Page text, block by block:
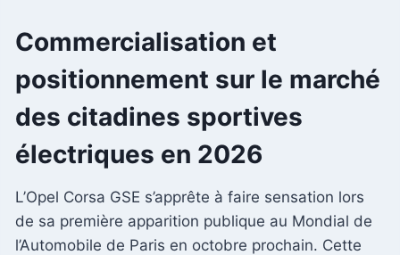
Commercialisation et
positionnement sur le marché
des citadines sportives
électriques en 2026
L’Opel Corsa GSE s’apprête à faire sensation lors
de sa première apparition publique au Mondial de
l’Automobile de Paris en octobre prochain. Cette